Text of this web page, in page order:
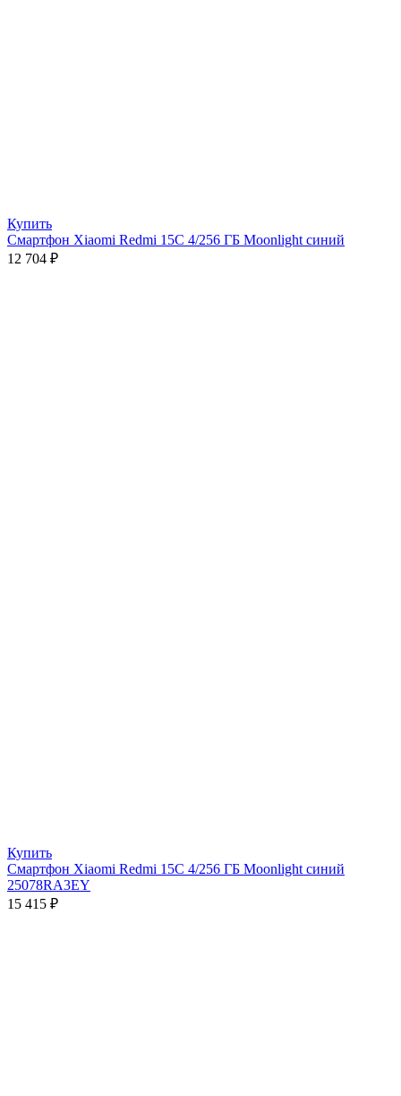
Купить
Смартфон Xiaomi Redmi 15C 4/256 ГБ Moonlight синий
12 704 ₽
Купить
Смартфон Xiaomi Redmi 15C 4/256 ГБ Moonlight синий
25078RA3EY
15 415 ₽